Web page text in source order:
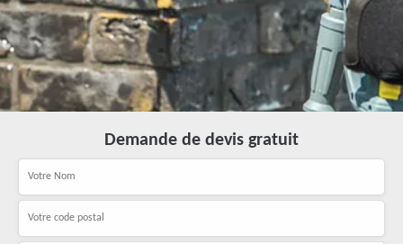
Demande de devis gratuit